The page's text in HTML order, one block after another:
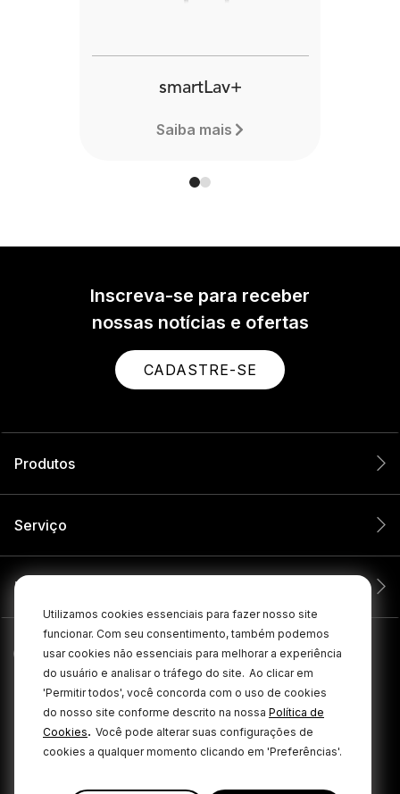
Utilizamos cookies essenciais para fazer nosso site
funcionar. Com seu consentimento, também podemos
usar cookies não essenciais para melhorar a experiência
do usuário e analisar o tráfego do site. Ao clicar em
'Permitir todos', você concorda com o uso de cookies
do nosso site conforme descrito na nossa Política de
Cookies. Você pode alterar suas configurações de
cookies a qualquer momento clicando em 'Preferências'.
smartLav+
Saiba mais
Inscreva-se para receber
nossas notícias e ofertas
CADASTRE-SE
Produtos
Serviço
Empresa
© 2026 RØDE Todos os direitos reservados.